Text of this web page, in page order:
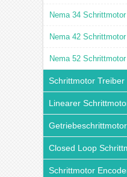
Nema 34 Schrittmotor
Nema 42 Schrittmotor
Nema 52 Schrittmotor
Schrittmotor Treiber
Linearer
Getriebeschrittmotor
Closed Loop
Schrittmotor